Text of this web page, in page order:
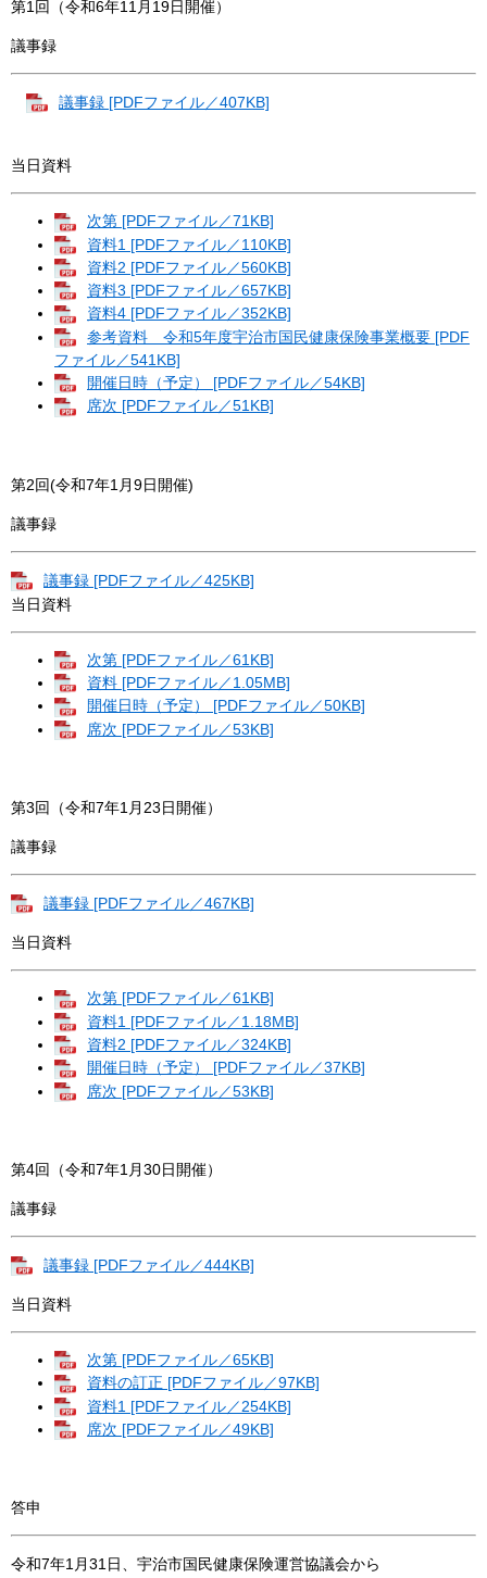
第1回（令和6年11月19日開催）
議事録
議事録 [PDFファイル／407KB]
当日資料
次第 [PDFファイル／71KB]
資料1 [PDFファイル／110KB]
資料2 [PDFファイル／560KB]
資料3 [PDFファイル／657KB]
資料4 [PDFファイル／352KB]
参考資料 令和5年度宇治市国民健康保険事業概要 [PDF
ファイル／541KB]
開催日時（予定） [PDFファイル／54KB]
席次 [PDFファイル／51KB]
第2回(令和7年1月9日開催)
議事録
議事録 [PDFファイル／425KB]
当日資料
次第 [PDFファイル／61KB]
資料 [PDFファイル／1.05MB]
開催日時（予定） [PDFファイル／50KB]
席次 [PDFファイル／53KB]
第3回（令和7年1月23日開催）
議事録
議事録 [PDFファイル／467KB]
当日資料
次第 [PDFファイル／61KB]
資料1 [PDFファイル／1.18MB]
資料2 [PDFファイル／324KB]
開催日時（予定） [PDFファイル／37KB]
席次 [PDFファイル／53KB]
第4回（令和7年1月30日開催）
議事録
議事録 [PDFファイル／444KB]
当日資料
次第 [PDFファイル／65KB]
資料の訂正 [PDFファイル／97KB]
資料1 [PDFファイル／254KB]
席次 [PDFファイル／49KB]
答申
令和7年1月31日、宇治市国民健康保険運営協議会から